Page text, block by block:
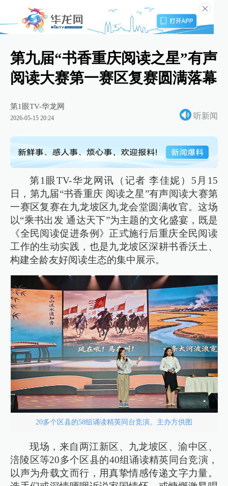
第九届“书香重庆阅读之星”有声
阅读大赛第一赛区复赛圆满落幕
第1眼TV-华龙网
2026-05-15 20:24 听新闻
第1眼TV-华龙网讯（记者 李佳妮）5月15
日，第九届“书香重庆 阅读之星”有声阅读大赛第
一赛区复赛在九龙坡区九龙会堂圆满收官。这场
以“乘书出发 通达天下”为主题的文化盛宴，既是
《全民阅读促进条例》正式施行后重庆全民阅读
工作的生动实践，也是九龙坡区深耕书香沃土、
构建全龄友好阅读生态的集中展示。
20多个区县的58组诵读精英同台竞演。主办方供图
现场，来自两江新区、九龙坡区、渝中区、
涪陵区等20多个区县的40组诵读精英同台竞演，
以声为舟载文而行，用真挚情感传递文字力量。